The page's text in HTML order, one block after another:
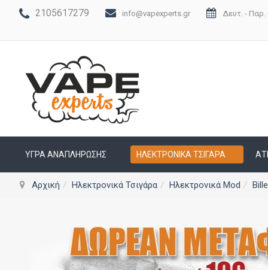
2105617279 info@vapexperts.gr Δευτ. - Παρ.
ΥΓΡΆ ΑΝΑΠΛΉΡΩΣΗΣ ΗΛΕΚΤΡΟΝΙΚΆ ΤΣΙΓΆΡΑ
Αρχική Ηλεκτρονικά Τσιγάρα Ηλεκτρονικά Mod